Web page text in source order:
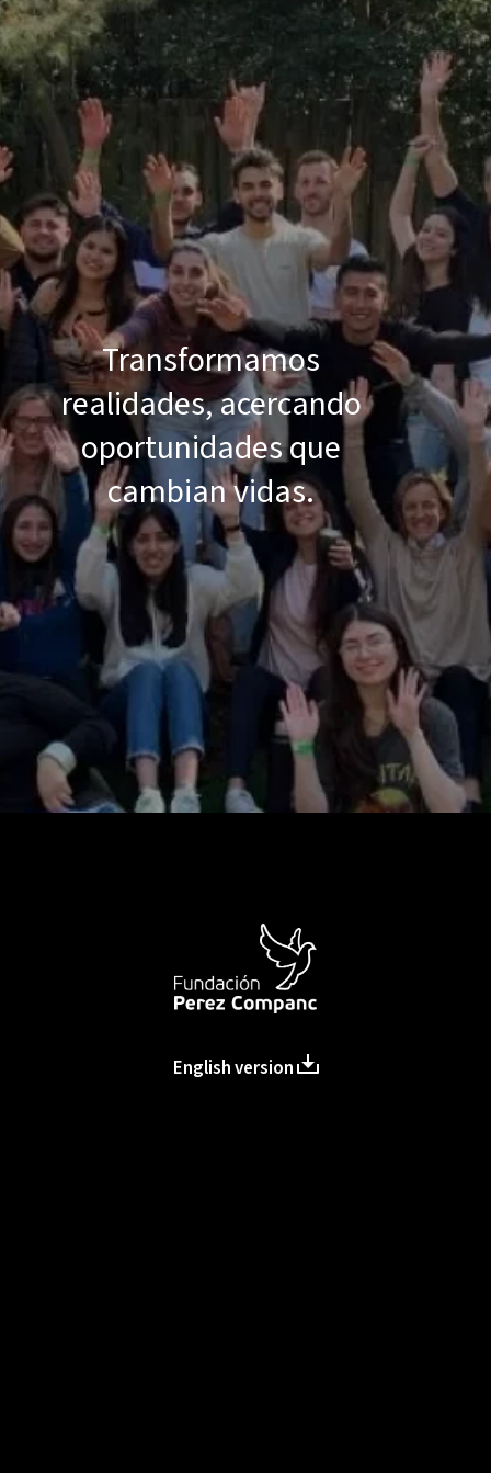
Transformamos
realidades, acercando
oportunidades que
cambian vidas.
English version